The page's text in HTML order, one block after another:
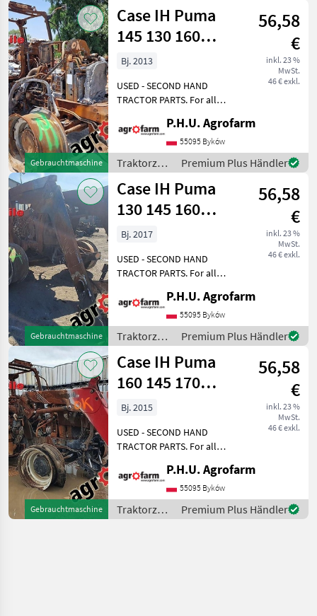
kontaktieren
Gebrauchtmaschine
Case IH Puma
145 130 160
parts,
pieces
56,58
€
inkl. 23 %
MwSt.
46 € exkl.
Bj. 2013
USED - SECOND HAND
TRACTOR PARTS. For all
message by e-mail either
whatsapp. TRAKTOR -
SCHLEPPER ERSATZTEILE.
Bei weiteren fragen
kontaktieren
P.H.U. Agrofarm
55095 Byków
Traktorzubehör
/ Case IH
Premium Plus Händler
Gebrauchtmaschine
Case IH Puma
130 145 160
parts,
pieces
56,58
€
inkl. 23 %
MwSt.
46 € exkl.
Bj. 2017
USED - SECOND HAND
TRACTOR PARTS. For all
message by e-mail either
whatsapp. TRAKTOR -
SCHLEPPER ERSATZTEILE.
Bei weiteren fragen
kontaktieren
P.H.U. Agrofarm
55095 Byków
Traktorzubehör
/ Case IH
Premium Plus Händler
Gebrauchtmaschine
Case IH Puma
160 145 170
parts,
pieces
56,58
€
inkl. 23 %
MwSt.
46 € exkl.
Bj. 2015
USED - SECOND HAND
TRACTOR PARTS. For all
message by e-mail either
whatsapp. TRAKTOR -
SCHLEPPER ERSATZTEILE.
Bei weiteren fragen
P.H.U. Agrofarm
55095 Byków
Traktorzubehör
/ Case IH
Premium Plus Händler